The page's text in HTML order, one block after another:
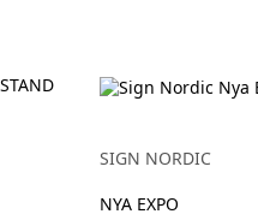
SIGN NORDIC
NYA EXPO